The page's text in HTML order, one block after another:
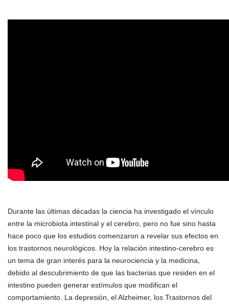
Durante las últimas décadas la ciencia ha investigado el vínculo
entre la microbiota intestinal y el cerebro, pero no fue sino hasta
hace poco que los estudios comenzaron a revelar sus efectos en
los trastornos neurológicos. Hoy la relación intestino-cerebro es
un tema de gran interés para la neurociencia y la medicina,
debido al descubrimiento de que las bacterias que residen en el
intestino pueden generar estímulos que modifican el
comportamiento. La depresión, el Alzheimer, los Trastornos del